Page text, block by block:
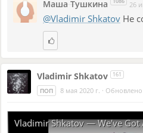
Маша Тушкина 26
@Vladimir Shkatov Не
Vladimir Shkatov 161
ПОП 8 мая 2020 г. · Обновлено
Vladimir Shkatov — We've Got